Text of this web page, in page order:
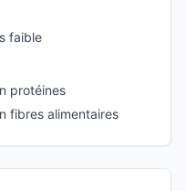
faible
protéines
fibres alimentaires